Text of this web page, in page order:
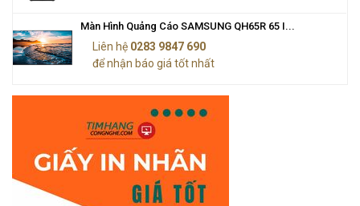
Màn Hình Quảng Cáo SAMSUNG QH65R 65 I...
Liên hệ 0283 9847 690
để nhận báo giá tốt nhất